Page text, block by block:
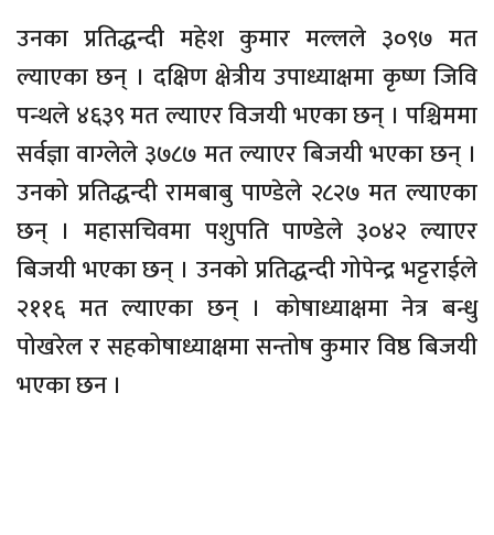
उनका प्रतिद्धन्दी महेश कुमार मल्लले ३०९७ मत
ल्याएका छन् । दक्षिण क्षेत्रीय उपाध्याक्षमा कृष्ण जिवि
पन्थले ४६३९ मत ल्याएर विजयी भएका छन् । पश्चिममा
सर्वज्ञा वाग्लेले ३७८७ मत ल्याएर बिजयी भएका छन् ।
उनको प्रतिद्धन्दी रामबाबु पाण्डेले २८२७ मत ल्याएका
छन् । महासचिवमा पशुपति पाण्डेले ३०४२ ल्याएर
बिजयी भएका छन् । उनको प्रतिद्धन्दी गोपेन्द्र भट्टराईले
२११६ मत ल्याएका छन् । कोषाध्याक्षमा नेत्र बन्धु
पोखरेल र सहकोषाध्याक्षमा सन्तोष कुमार विष्ठ बिजयी
भएका छन ।